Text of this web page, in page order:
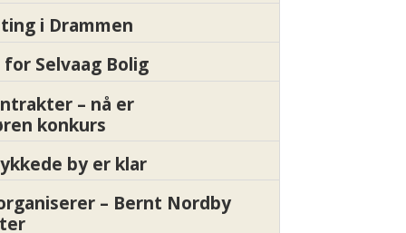
i Drammen
Selvaag Bolig
– nå er
konkurs
by er klar
– Bernt Nordby